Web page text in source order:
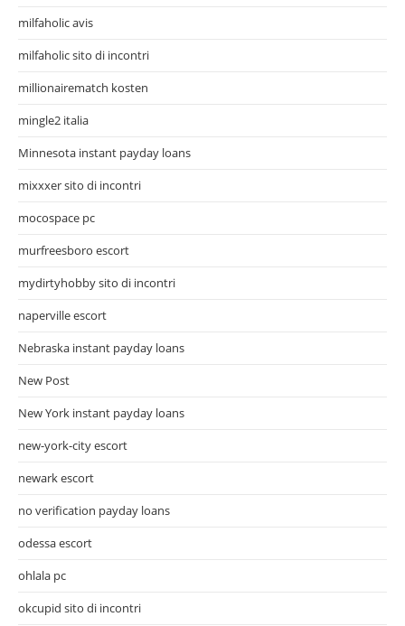
milfaholic avis
milfaholic sito di incontri
millionairematch kosten
mingle2 italia
Minnesota instant payday loans
mixxxer sito di incontri
mocospace pc
murfreesboro escort
mydirtyhobby sito di incontri
naperville escort
Nebraska instant payday loans
New Post
New York instant payday loans
new-york-city escort
newark escort
no verification payday loans
odessa escort
ohlala pc
okcupid sito di incontri